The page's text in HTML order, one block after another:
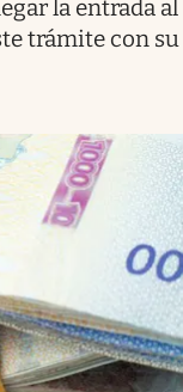
la entrada al
trámite con su